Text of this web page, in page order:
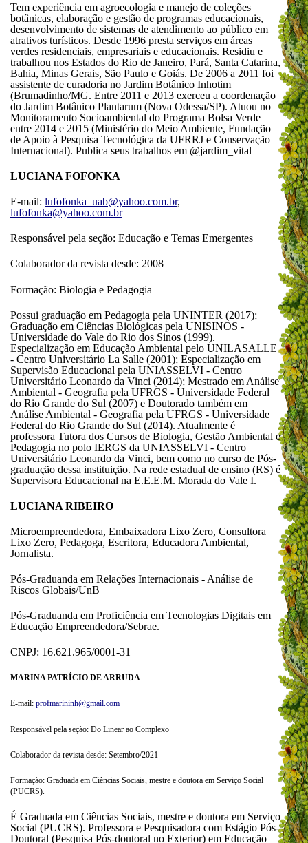
Tem experiência em agroecologia e manejo de coleções
botânicas, elaboração e gestão de programas educacionais,
desenvolvimento de sistemas de atendimento ao público em
atrativos turísticos. Desde 1996 presta serviços em áreas
verdes residenciais, empresariais e educacionais. Residiu e
trabalhou nos Estados do Rio de Janeiro, Pará, Santa Catarina,
Bahia, Minas Gerais, São Paulo e Goiás. De 2006 a 2011 foi
assistente de curadoria no Jardim Botânico Inhotim
(Brumadinho/MG. Entre 2011 e 2013 exerceu a coordenação
do Jardim Botânico Plantarum (Nova Odessa/SP). Atuou no
Monitoramento Socioambiental do Programa Bolsa Verde
entre 2014 e 2015 (Ministério do Meio Ambiente, Fundação
de Apoio à Pesquisa Tecnológica da UFRRJ e Conservação
Internacional). Publica seus trabalhos em @jardim_vital
LUCIANA FOFONKA
E-mail: lufofonka_uab@yahoo.com.br,
lufofonka@yahoo.com.br
Responsável pela seção: Educação e Temas Emergentes
Colaborador da revista desde: 2008
Formação: Biologia e Pedagogia
Possui graduação em Pedagogia pela UNINTER (2017);
Graduação em Ciências Biológicas pela UNISINOS -
Universidade do Vale do Rio dos Sinos (1999).
Especialização em Educação Ambiental pelo UNILASALLE
- Centro Universitário La Salle (2001); Especialização em
Supervisão Educacional pela UNIASSELVI - Centro
Universitário Leonardo da Vinci (2014); Mestrado em Análise
Ambiental - Geografia pela UFRGS - Universidade Federal
do Rio Grande do Sul (2007) e Doutorado também em
Análise Ambiental - Geografia pela UFRGS - Universidade
Federal do Rio Grande do Sul (2014). Atualmente é
professora Tutora dos Cursos de Biologia, Gestão Ambiental e
Pedagogia no polo IERGS da UNIASSELVI - Centro
Universitário Leonardo da Vinci, bem como no curso de Pós-
graduação dessa instituição. Na rede estadual de ensino (RS) é
Supervisora Educacional na E.E.E.M. Morada do Vale I.
LUCIANA RIBEIRO
Microempreendedora, Embaixadora Lixo Zero, Consultora
Lixo Zero, Pedagoga, Escritora, Educadora Ambiental,
Jornalista.
Pós-Graduanda em Relações Internacionais - Análise de
Riscos Globais/UnB
Pós-Graduanda em Proficiência em Tecnologias Digitais em
Educação Empreendedora/Sebrae.
CNPJ: 16.621.965/0001-31
MARINA PATRÍCIO DE ARRUDA
E-mail: profmarininh@gmail.com
Responsável pela seção: Do Linear ao Complexo
Colaborador da revista desde: Setembro/2021
Formação: Graduada em Ciências Sociais, mestre e doutora em Serviço Social
(PUCRS).
É Graduada em Ciências Sociais, mestre e doutora em Serviço
Social (PUCRS). Professora e Pesquisadora com Estágio Pós-
Doutoral (Pesquisa Pós-doutoral no Exterior) em Educação